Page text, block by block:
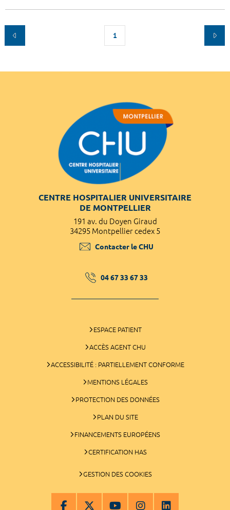
1
CENTRE HOSPITALIER UNIVERSITAIRE
DE MONTPELLIER
191 av. du Doyen Giraud
34295 Montpellier cedex 5
Contacter le CHU
04 67 33 67 33
ESPACE PATIENT
ACCÈS AGENT CHU
ACCESSIBILITÉ : PARTIELLEMENT CONFORME
MENTIONS LÉGALES
PROTECTION DES DONNÉES
PLAN DU SITE
FINANCEMENTS EUROPÉENS
CERTIFICATION HAS
GESTION DES COOKIES